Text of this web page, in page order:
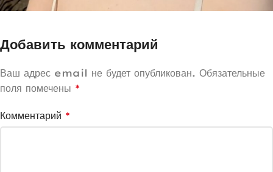
Добавить комментарий
Ваш адрес email не будет опубликован. Обязательные
поля помечены *
Комментарий *